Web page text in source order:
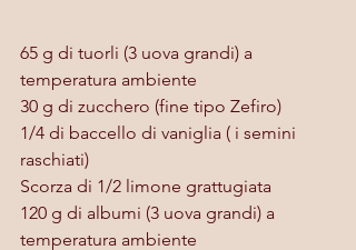
65 g di tuorli (3 uova grandi) a
temperatura ambiente
30 g di zucchero (fine tipo Zefiro)
1/4 di baccello di vaniglia ( i semini
raschiati)
Scorza di 1/2 limone grattugiata
120 g di albumi (3 uova grandi) a
temperatura ambiente